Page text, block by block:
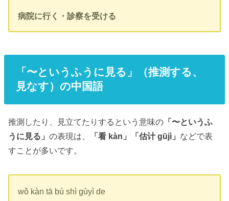
病院に行く・診察を受ける
「〜というふうに見る」（推測する、
見なす）の中国語
推測したり、見立てたりするという意味の 「〜というふ
うに見る」の表現は、 「看 kàn」「估计 gūjì」 などで表
すことが多いです。
wǒ kàn tā bú shì gùyì de